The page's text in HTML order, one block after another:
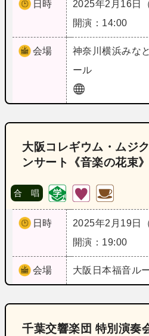
日時
2025年2月16日
開演：14:00
会場 神奈川横浜みな
ール
大阪コレギウム・ムジ
ンサート《音楽の花束
合 唱
日時
2025年2月19日
開演：19:00
会場 大阪 日本福音ル
千葉交響楽団 特別演奏